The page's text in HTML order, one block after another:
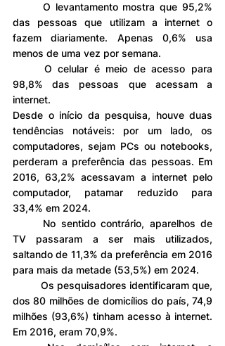
das pessoas que utilizam a internet o
fazem diariamente. Apenas 0,6% usa
menos de uma vez por semana.
98,8% das pessoas que acessam a
internet.
Desde o início da pesquisa, houve duas
tendências notáveis: por um lado, os
computadores, sejam PCs ou notebooks,
perderam a preferência das pessoas. Em
2016, 63,2% acessavam a internet pelo
computador, patamar reduzido para
33,4% em 2024.
TV passaram a ser mais utilizados,
saltando de 11,3% da preferência em 2016
para mais da metade (53,5%) em 2024.
dos 80 milhões de domicílios do país, 74,9
milhões (93,6%) tinham acesso à internet.
Em 2016, eram 70,9%.